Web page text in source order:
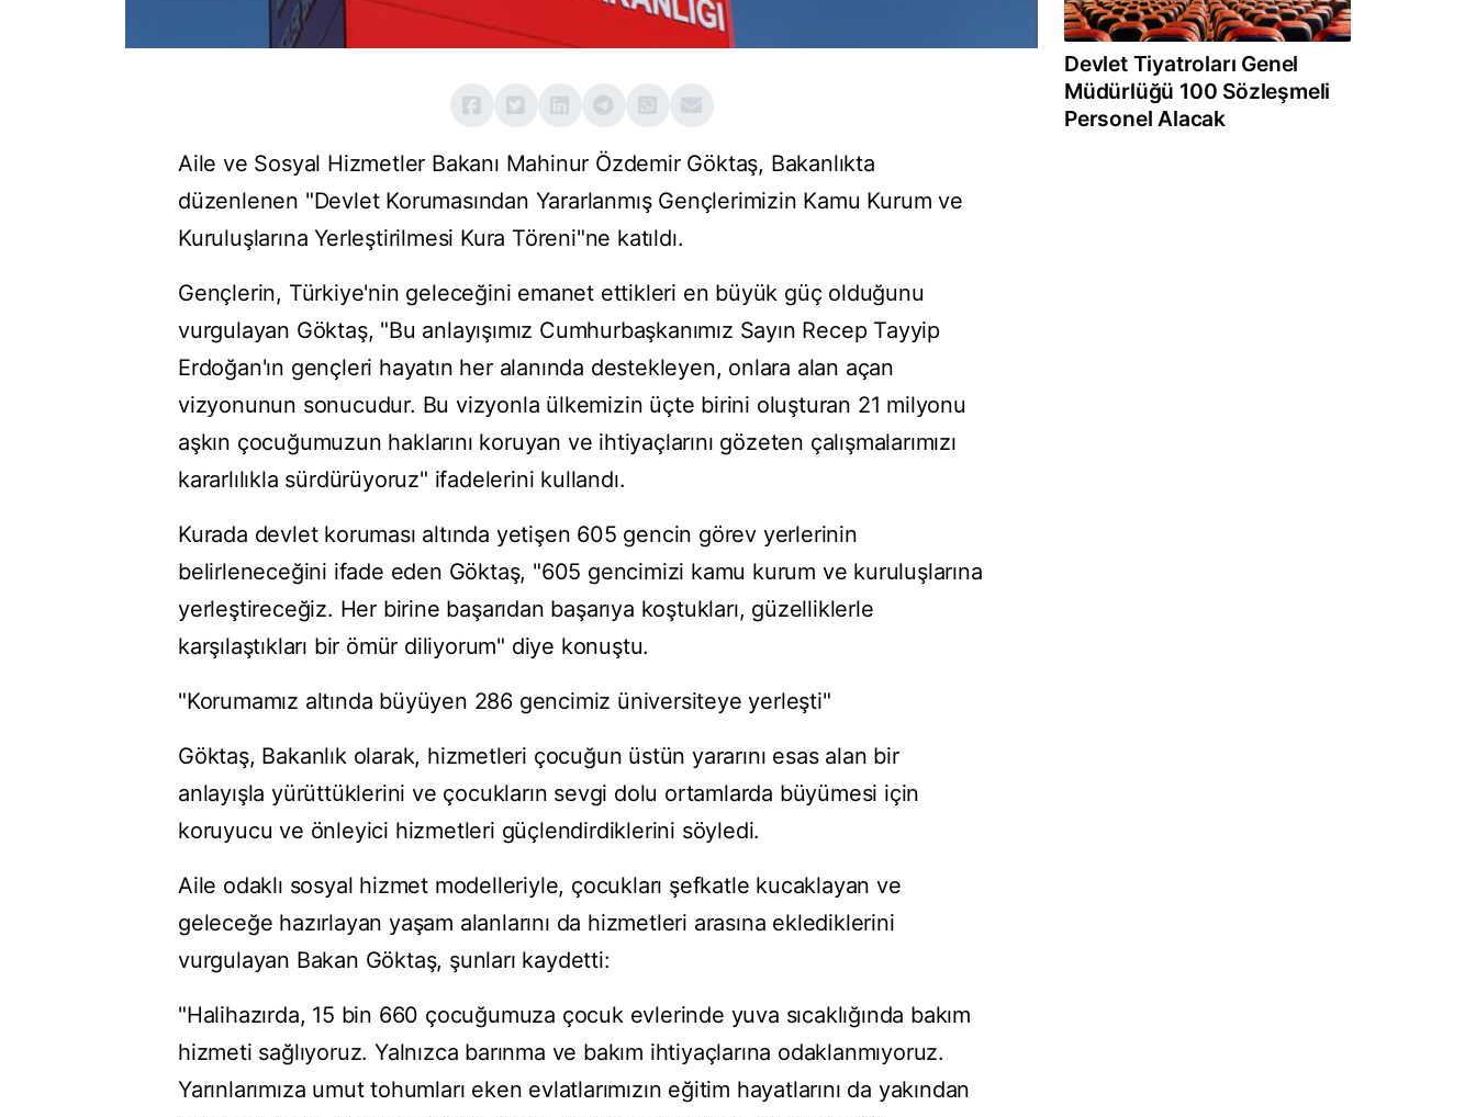
Aile ve Sosyal Hizmetler Bakanı Mahinur Özdemir Göktaş, Bakanlıkta
düzenlenen "Devlet Korumasından Yararlanmış Gençlerimizin Kamu Kurum ve
Kuruluşlarına Yerleştirilmesi Kura Töreni"ne katıldı.
Gençlerin, Türkiye'nin geleceğini emanet ettikleri en büyük güç olduğunu
vurgulayan Göktaş, "Bu anlayışımız Cumhurbaşkanımız Sayın Recep Tayyip
Erdoğan'ın gençleri hayatın her alanında destekleyen, onlara alan açan
vizyonunun sonucudur. Bu vizyonla ülkemizin üçte birini oluşturan 21 milyonu
aşkın çocuğumuzun haklarını koruyan ve ihtiyaçlarını gözeten çalışmalarımızı
kararlılıkla sürdürüyoruz" ifadelerini kullandı.
Kurada devlet koruması altında yetişen 605 gencin görev yerlerinin
belirleneceğini ifade eden Göktaş, "605 gencimizi kamu kurum ve kuruluşlarına
yerleştireceğiz. Her birine başarıdan başarıya koştukları, güzelliklerle
karşılaştıkları bir ömür diliyorum" diye konuştu.
"Korumamız altında büyüyen 286 gencimiz üniversiteye yerleşti"
Göktaş, Bakanlık olarak, hizmetleri çocuğun üstün yararını esas alan bir
anlayışla yürüttüklerini ve çocukların sevgi dolu ortamlarda büyümesi için
koruyucu ve önleyici hizmetleri güçlendirdiklerini söyledi.
Aile odaklı sosyal hizmet modelleriyle, çocukları şefkatle kucaklayan ve
geleceğe hazırlayan yaşam alanlarını da hizmetleri arasına eklediklerini
vurgulayan Bakan Göktaş, şunları kaydetti:
"Halihazırda, 15 bin 660 çocuğumuza çocuk evlerinde yuva sıcaklığında bakım
hizmeti sağlıyoruz. Yalnızca barınma ve bakım ihtiyaçlarına odaklanmıyoruz.
Yarınlarımıza umut tohumları eken evlatlarımızın eğitim hayatlarını da yakından
Devlet Tiyatroları Genel
Müdürlüğü 100 Sözleşmeli
Personel Alacak